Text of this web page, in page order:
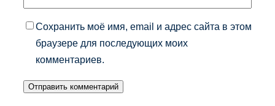
Сохранить моё имя, email и адрес сайта в этом
браузере для последующих моих
комментариев.